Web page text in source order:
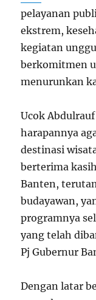
pelayanan
ekstrem,
kegiatan
berkomitmen
menurunkan
Ucok
harapannya
destinasi
berterima
Banten,
budayawan,
programnya
yang telah
Pj Gubernur
Dengan latar